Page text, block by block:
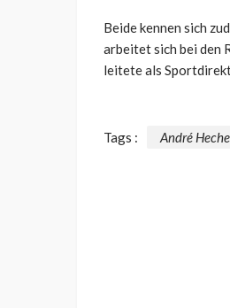
Beide kennen sich
arbeitet sich bei den
leitete als
Tags : André